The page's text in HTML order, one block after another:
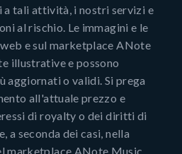
tali attività, i nostri servizi e
al rischio. Le immagini e le
e sul marketplace ANote
illustrative e possono
aggiornati o validi. Si prega
all'attuale prezzo e
di royalty o dei diritti di
seconda dei casi, nella
marketplace ANote Music.